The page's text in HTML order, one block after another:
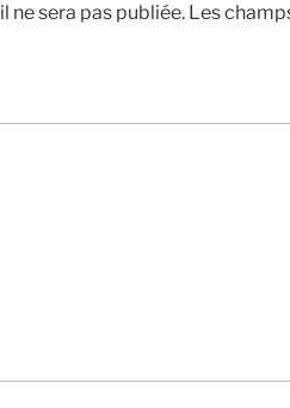
ne sera pas publiée. Les